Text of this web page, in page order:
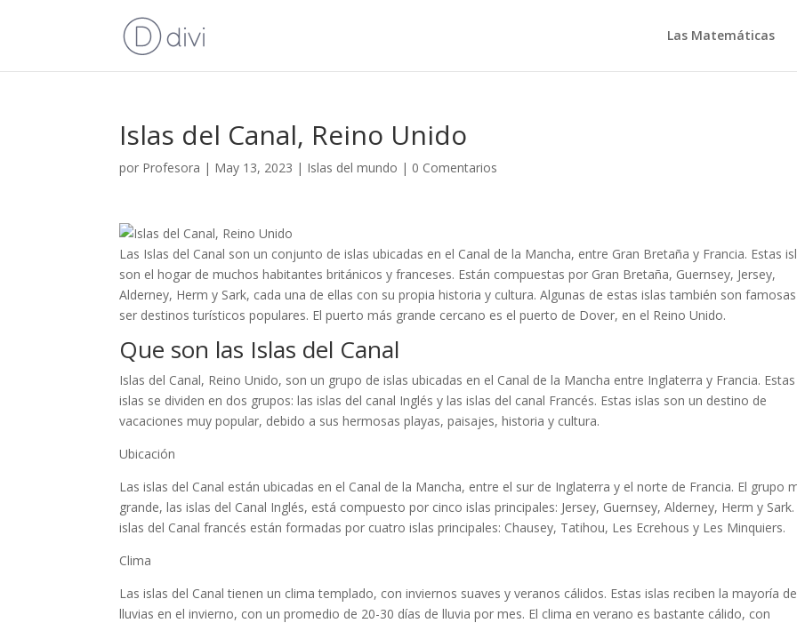
Las Matemáticas
Islas del Canal, Reino Unido
por Profesora | May 13, 2023 | Islas del mundo | 0 Comentarios
Las Islas del Canal son un conjunto de islas ubicadas en el Canal de la Mancha, entre Gran Bretaña y Francia. Estas
son el hogar de muchos habitantes británicos y franceses. Están compuestas por Gran Bretaña, Guernsey, Jersey,
Alderney, Herm y Sark, cada una de ellas con su propia historia y cultura. Algunas de estas islas también son
ser destinos turísticos populares. El puerto más grande cercano es el puerto de Dover, en el Reino Unido.
Que son las Islas del Canal
Islas del Canal, Reino Unido, son un grupo de islas ubicadas en el Canal de la Mancha entre Inglaterra y Francia. Estas
islas se dividen en dos grupos: las islas del canal Inglés y las islas del canal Francés. Estas islas son un destino de
vacaciones muy popular, debido a sus hermosas playas, paisajes, historia y cultura.
Ubicación
Las islas del Canal están ubicadas en el Canal de la Mancha, entre el sur de Inglaterra y el norte de Francia. El grupo
grande, las islas del Canal Inglés, está compuesto por cinco islas principales: Jersey, Guernsey, Alderney, Herm y
islas del Canal francés están formadas por cuatro islas principales: Chausey, Tatihou, Les Ecrehous y Les Minquiers.
Clima
Las islas del Canal tienen un clima templado, con inviernos suaves y veranos cálidos. Estas islas reciben la mayoría
lluvias en el invierno, con un promedio de 20-30 días de lluvia por mes. El clima en verano es bastante cálido, con